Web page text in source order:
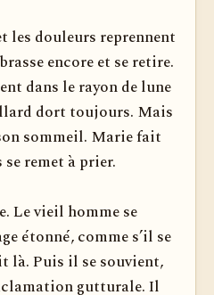
les douleurs reprennent
encore et se retire.
dans le rayon de lune
dort toujours. Mais
sommeil. Marie fait
remet à prier.
Le vieil homme se
étonné, comme s’il se
là. Puis il se souvient,
gutturale. Il